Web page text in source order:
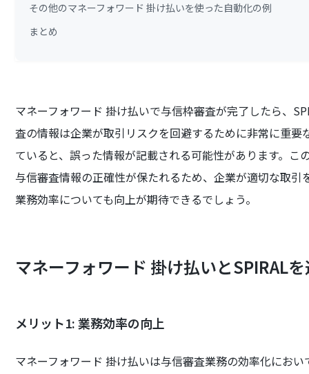
その他のマネーフォワード 掛け払いを使った自動化の例
まとめ
マネーフォワード 掛け払いで与信枠審査が完了したら、
査の情報は企業が取引リスクを回避するために非常に重
ていると、誤った情報が記載される可能性があります。
与信審査情報の正確性が保たれるため、企業が適切な取
業務効率についても向上が期待できるでしょう。
マネーフォワード 掛け払いとSPIRAL
メリット1: 業務効率の向上
マネーフォワード 掛け払いは与信審査業務の効率化にお